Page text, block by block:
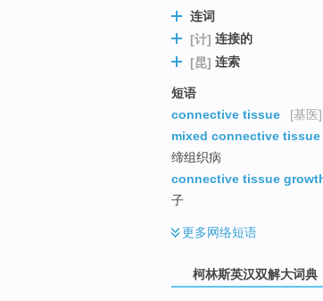
连词
[计] 连接的
[昆] 连索
短语
connective tissue
[基医]
mixed connective tissue
缔组织病
connective tissue
子
更多网络短语
柯林斯英汉双解大词典